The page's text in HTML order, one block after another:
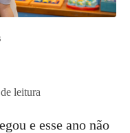
leitura
e esse ano não